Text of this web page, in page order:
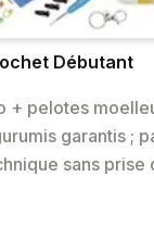
Débutant
+ pelotes
garantis ;
sans prise